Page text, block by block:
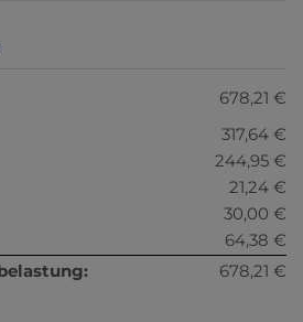
678,21 €
317,64 €
244,95 €
21,24 €
30,00 €
64,38 €
678,21 €